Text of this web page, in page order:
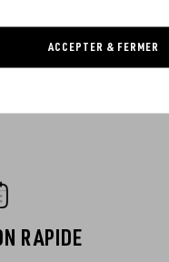
RAPIDE
ACCEPTER & FERMER